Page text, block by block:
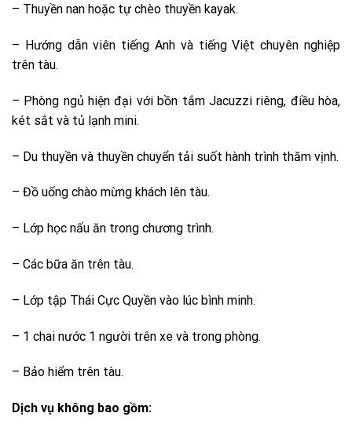
– Thuyền nan hoặc tự chèo thuyền kayak.
– Hướng dẫn viên tiếng Anh và tiếng Việt chuyên nghiệp
trên tàu.
– Phòng ngủ hiện đại với bồn tắm Jacuzzi riêng, điều hòa,
két sắt và tủ lạnh mini.
– Du thuyền và thuyền chuyển tải suốt hành trình thăm vịnh.
– Đồ uống chào mừng khách lên tàu.
– Lớp học nấu ăn trong chương trình.
– Các bữa ăn trên tàu.
– Lớp tập Thái Cực Quyền vào lúc bình minh.
– 1 chai nước 1 người trên xe và trong phòng.
– Bảo hiểm trên tàu.
Dịch vụ không bao gồm: